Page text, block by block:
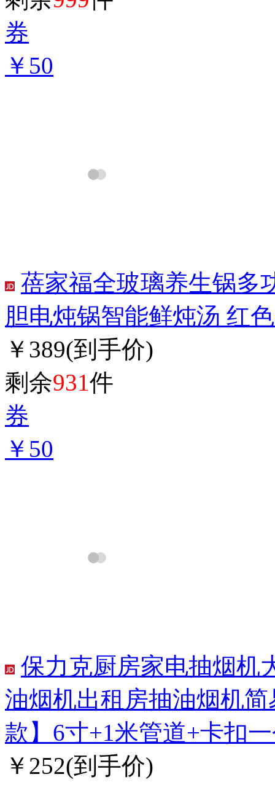
券
￥50
蓓家福全玻璃养生锅多
胆电炖锅智能鲜炖汤 红
￥389(到手价)
剩余931件
券
￥50
保力克厨房家电抽烟机
油烟机出租房抽油烟机
款】6寸+1米管道+卡扣
￥252(到手价)